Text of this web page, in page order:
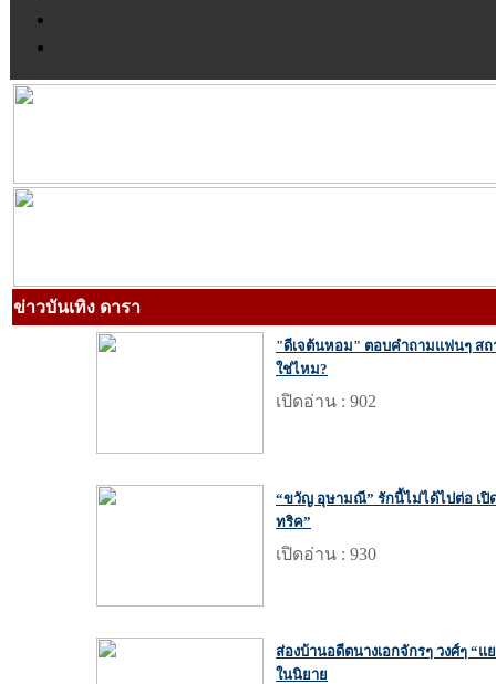
ข่าวบันเทิง ดารา
"ดีเจต้นหอม" ตอบคำถามแฟนๆ ส
ใช่ไหม?
เปิดอ่าน : 902
“ขวัญ อุษามณี” รักนี้ไม่ได้ไปต่อ เ
ทริค”
เปิดอ่าน : 930
ส่องบ้านอดีตนางเอกจักรๆ วงศ์ๆ “
ในนิยาย